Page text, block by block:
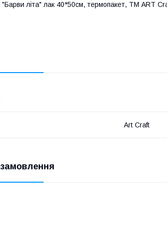
літа" лак 40*50см, термопакет, ТМ ART
Art Craft